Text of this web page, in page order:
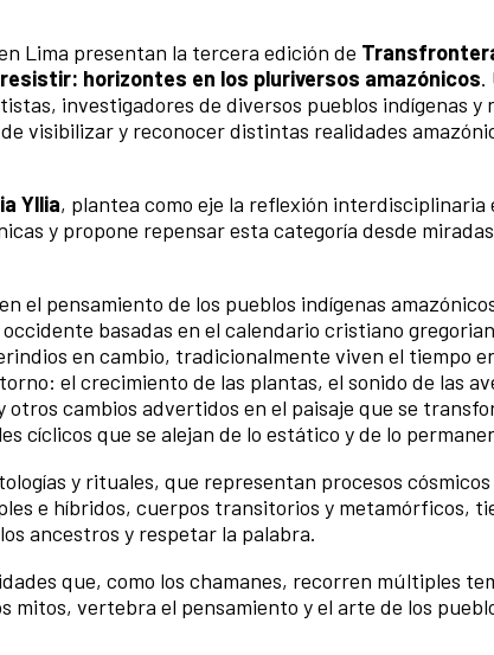
Lima presentan la tercera edición de
horizontes en los pluriversos amazónicos.
investigadores de diversos pueblos indígenas y
visibilizar y reconocer distintas realidades
Yllia, plantea como eje la reflexión interdisciplinaria
y propone repensar esta categoría desde
el pensamiento de los pueblos indígenas
basadas en el calendario cristiano
en cambio, tradicionalmente viven el tiempo
el crecimiento de las plantas, el sonido de las
cambios advertidos en el paisaje que se
cíclicos que se alejan de lo estático y de lo
y rituales, que representan procesos cósmicos
e híbridos, cuerpos transitorios y metamórficos,
ancestros y respetar la palabra.
que, como los chamanes, recorren múltiples
mitos, vertebra el pensamiento y el arte de los